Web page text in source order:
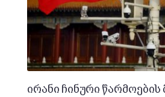
ირანი ჩინური წარმოების